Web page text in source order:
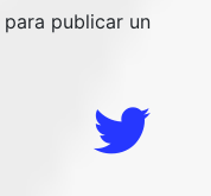
para publicar un